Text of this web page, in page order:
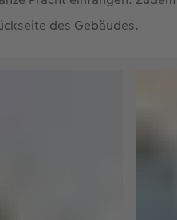
Pracht einfangen. Zudem